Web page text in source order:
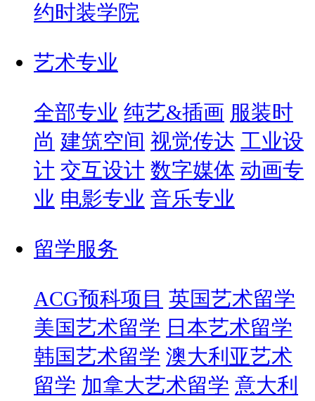
约时装学院
艺术专业
全部专业 纯艺&插画 服装时
尚 建筑空间 视觉传达 工业设
计 交互设计 数字媒体 动画专
业 电影专业 音乐专业
留学服务
ACG预科项目 英国艺术留学
美国艺术留学 日本艺术留学
韩国艺术留学 澳大利亚艺术
留学 加拿大艺术留学 意大利